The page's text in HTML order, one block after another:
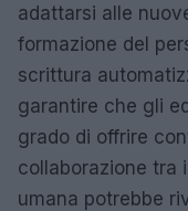
adattarsi alle
formazione del
scrittura
garantire che gli
grado di offrire
collaborazione tra
umana potrebbe